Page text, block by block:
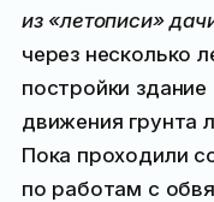
из «летописи»
через несколько
постройки здание
движения грунта
Пока проходили
по работам с